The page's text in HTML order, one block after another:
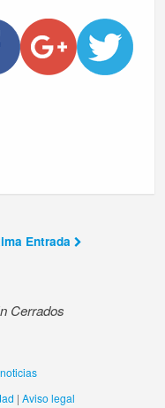
Entrada
Cerrados
| Aviso legal